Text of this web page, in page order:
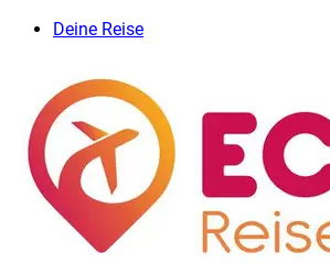
Deine Reise